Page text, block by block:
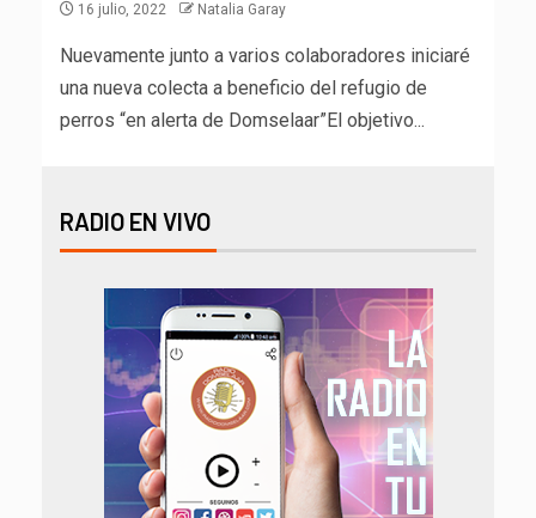
16 julio, 2022 Natalia Garay
Nuevamente junto a varios colaboradores iniciaré
una nueva colecta a beneficio del refugio de
perros “en alerta de Domselaar”El objetivo...
RADIO EN VIVO